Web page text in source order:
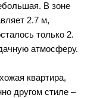
В зоне
2.7 м,
только 2.
атмосферу.
квартира,
другом стиле –